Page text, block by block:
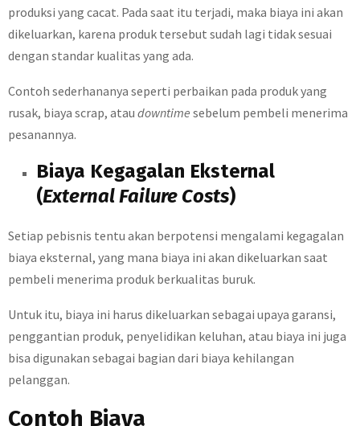
produksi yang cacat. Pada saat itu terjadi, maka biaya ini akan
dikeluarkan, karena produk tersebut sudah lagi tidak sesuai
dengan standar kualitas yang ada.
Contoh sederhananya seperti perbaikan pada produk yang
rusak, biaya scrap, atau downtime sebelum pembeli menerima
pesanannya.
Biaya Kegagalan Eksternal
(External Failure Costs)
Setiap pebisnis tentu akan berpotensi mengalami kegagalan
biaya eksternal, yang mana biaya ini akan dikeluarkan saat
pembeli menerima produk berkualitas buruk.
Untuk itu, biaya ini harus dikeluarkan sebagai upaya garansi,
penggantian produk, penyelidikan keluhan, atau biaya ini juga
bisa digunakan sebagai bagian dari biaya kehilangan
pelanggan.
Contoh Biaya